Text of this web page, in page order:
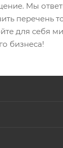
Мы
перечень
для себя
бизнеса!